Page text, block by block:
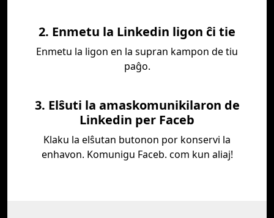
2. Enmetu la Linkedin ligon ĉi tie
Enmetu la ligon en la supran kampon de tiu
paĝo.
3. Elŝuti la amaskomunikilaron de
Linkedin per Faceb
Klaku la elŝutan butonon por konservi la
enhavon. Komunigu Faceb. com kun aliaj!